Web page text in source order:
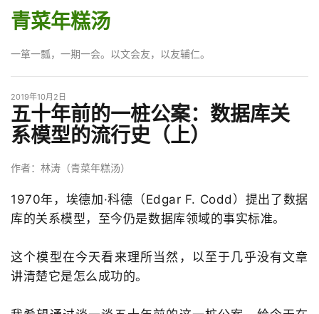
青菜年糕汤
一箪一瓢，一期一会。以文会友，以友辅仁。
2019年10月2日
五十年前的一桩公案：数据库关
系模型的流行史（上）
作者：林涛（青菜年糕汤）
1970年，埃德加·科德（Edgar F. Codd）提出了数据
库的关系模型，至今仍是数据库领域的事实标准。
这个模型在今天看来理所当然，以至于几乎没有文章
讲清楚它是怎么成功的。